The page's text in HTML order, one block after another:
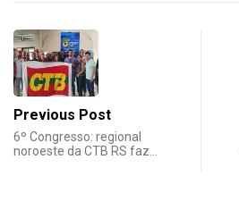
Previous Post
6º Congresso: regional
noroeste da CTB RS faz…